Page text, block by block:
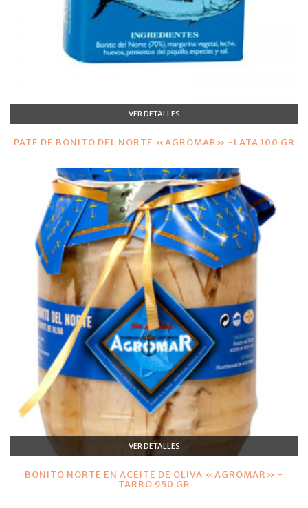
VER DETALLES
PATE DE BONITO DEL NORTE «AGROMAR» -LATA 100 GR
VER DETALLES
BONITO NORTE EN ACEITE DE OLIVA «AGROMAR» -
TARRO 950 GR